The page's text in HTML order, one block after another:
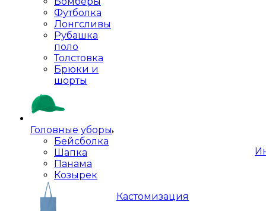
Футболка
Лонгсливы
Рубашка
поло
Толстовка
Брюки и
шорты
Головные уборы
Бейсболка
Шапка
Панама
Козырек
Кастомизация